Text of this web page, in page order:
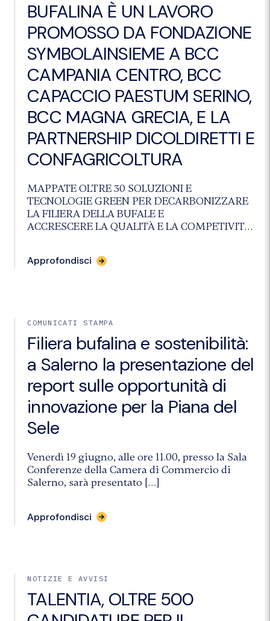
BUFALINA È UN LAVORO
PROMOSSO DA FONDAZIONE
SYMBOLAINSIEME A BCC
CAMPANIA CENTRO, BCC
CAPACCIO PAESTUM SERINO,
BCC MAGNA GRECIA, E LA
PARTNERSHIP DICOLDIRETTI E
CONFAGRICOLTURA
MAPPATE OLTRE 30 SOLUZIONI E
TECNOLOGIE GREEN PER DECARBONIZZARE
LA FILIERA DELLA BUFALE E
ACCRESCERE LA QUALITÀ E LA COMPETIVITA’
UN PLAFOND DEL VALORE DI 30 MILIONI
ACCOMPAGNARE LE IMPRESE
NELL’ADOZIONE DI SOLUZIONI E TECNOLOGIE
GREEN PER RIDURRE COSTI ENERGETICI,
MIGLIORARE L’EFFICIENZA DEI PROCESSI
PRODUTTIVI E PRODURRE VALORE CON I
SOTTOPRODOTTI DELLA FILIERA
IN ITALIA È PRESENTE CIRCA L’1% DEL
PATRIMONIO BUFALINO MONDIALE E IL 95%
DI QUELLO EUROPEO IN ITALIA SI
QUESTI, il 70% SONO IN CAMPANIA. LA PIANA
DEL SELE VANTA OLTRE IL 25%
DEL TOTALE DEGLI ALLEVAMENTI E IL 30,8%
DEI CAPI PRESENTI IN CAMPANIA.
Approfondisci
COMUNICATI STAMPA
Filiera bufalina e sostenibilità:
a Salerno la presentazione del
report sulle opportunità di
innovazione per la Piana del
Sele
Venerdì 19 giugno, alle ore 11.00, presso la Sala
Conferenze della Camera di Commercio di
Salerno, sarà presentato […]
Approfondisci
NOTIZIE E AVVISI
TALENTIA, OLTRE 500